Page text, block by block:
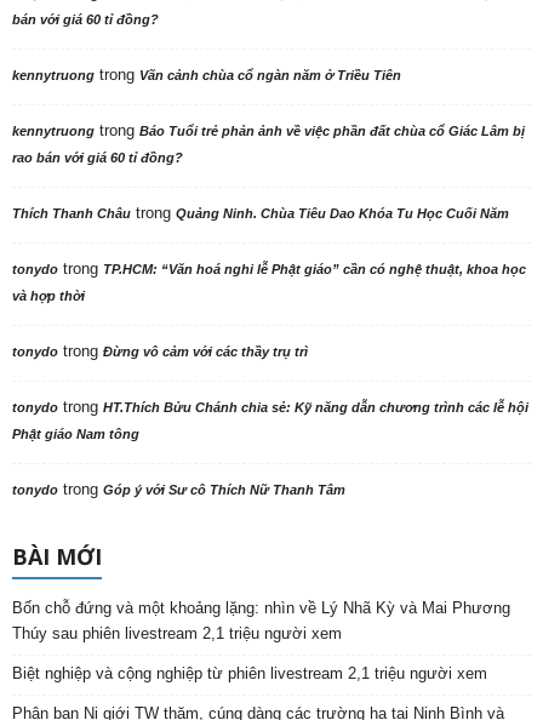
bán với giá 60 tỉ đồng?
kennytruong trong Vãn cảnh chùa cổ ngàn năm ở Triều Tiên
kennytruong trong Báo Tuổi trẻ phản ảnh về việc phần đất chùa cổ Giác Lâm bị
rao bán với giá 60 tỉ đồng?
Thích Thanh Châu trong Quảng Ninh. Chùa Tiêu Dao Khóa Tu Học Cuối Năm
tonydo trong TP.HCM: “Văn hoá nghi lễ Phật giáo” cần có nghệ thuật, khoa học
và hợp thời
tonydo trong Đừng vô cảm với các thầy trụ trì
tonydo trong HT.Thích Bửu Chánh chia sẻ: Kỹ năng dẫn chương trình các lễ hội
Phật giáo Nam tông
tonydo trong Góp ý với Sư cô Thích Nữ Thanh Tâm
BÀI MỚI
Bốn chỗ đứng và một khoảng lặng: nhìn về Lý Nhã Kỳ và Mai Phương
Thúy sau phiên livestream 2,1 triệu người xem
Biệt nghiệp và cộng nghiệp từ phiên livestream 2,1 triệu người xem
Phân ban Ni giới TW thăm, cúng dàng các trường hạ tại Ninh Bình và